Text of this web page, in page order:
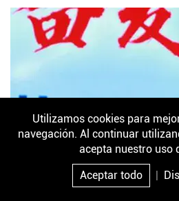
Utilizamos cookies para
navegación. Al continuar
acepta nuestro uso
Aceptar todo
|